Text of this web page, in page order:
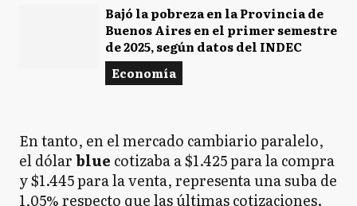
Bajó la pobreza en la Provincia de
Buenos Aires en el primer semestre
de 2025, según datos del INDEC
Economía
En tanto, en el mercado cambiario paralelo,
el dólarblue cotizaba a $1.425 para la compra
y $1.445 para la venta, representa una suba de
1,05% respecto que las últimas cotizaciones.